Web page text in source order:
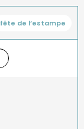
fête de l’estampe